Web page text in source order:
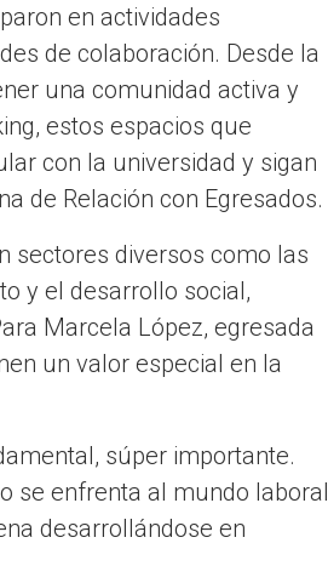
en actividades
de colaboración. Desde la
una comunidad activa y
estos espacios que
con la universidad y sigan
de Relación con Egresados.
sectores diversos como las
y el desarrollo social,
Marcela López, egresada
un valor especial en la
súper importante.
se enfrenta al mundo laboral
desarrollándose en